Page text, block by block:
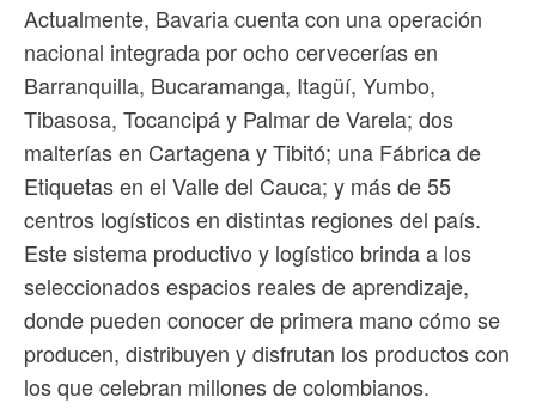
Actualmente, Bavaria cuenta con una operación
nacional integrada por ocho cervecerías en
Barranquilla, Bucaramanga, Itagüí, Yumbo,
Tibasosa, Tocancipá y Palmar de Varela; dos
malterías en Cartagena y Tibitó; una Fábrica de
Etiquetas en el Valle del Cauca; y más de 55
centros logísticos en distintas regiones del país.
Este sistema productivo y logístico brinda a los
seleccionados espacios reales de aprendizaje,
donde pueden conocer de primera mano cómo se
producen, distribuyen y disfrutan los productos con
los que celebran millones de colombianos.